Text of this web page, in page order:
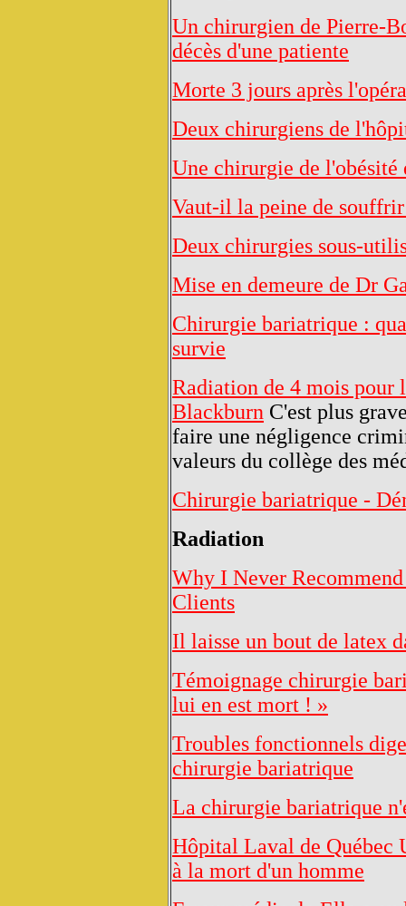
Un chirurgien de Pierre-
décès d'une patiente
Morte 3 jours après
Deux chirurgiens de
Une chirurgie de l'obésité
Vaut-il la peine de
Deux chirurgies sous-
Mise en demeure de Dr
Chirurgie bariatrique :
survie
Radiation de 4 mois pour
Blackburn C'est plus
faire une négligence
valeurs du collège des
Chirurgie bariatrique -
Radiation
Why I Never
Clients
Il laisse un bout de latex
Témoignage chirurgie
lui en est mort ! »
Troubles fonctionnels
chirurgie bariatrique
La chirurgie bariatrique
Hôpital Laval de Québec
à la mort d'un homme